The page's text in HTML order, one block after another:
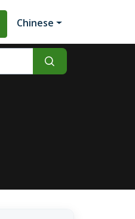
Chinese